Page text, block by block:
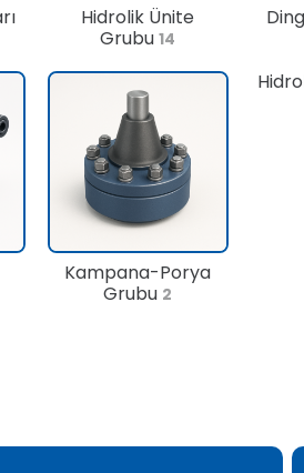
Hidrolik Ünite
Grubu14
Kampana-Porya
Grubu 2